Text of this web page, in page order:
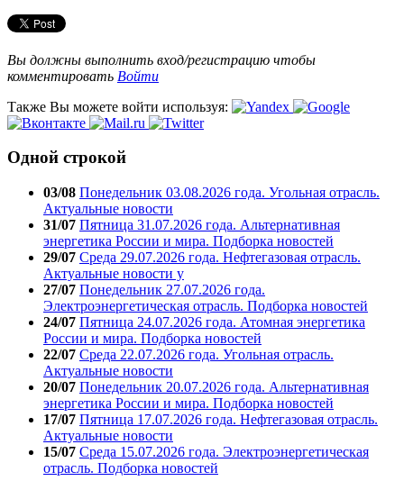
Вы должны выполнить вход/регистрацию чтобы
комментировать Войти
Также Вы можете войти используя:
Одной строкой
03/08 Понедельник 03.08.2026 года. Угольная отрасль.
Актуальные новости
31/07 Пятница 31.07.2026 года. Альтернативная
энергетика России и мира. Подборка новостей
29/07 Среда 29.07.2026 года. Нефтегазовая отрасль.
Актуальные новости у
27/07 Понедельник 27.07.2026 года.
Электроэнергетическая отрасль. Подборка новостей
24/07 Пятница 24.07.2026 года. Атомная энергетика
России и мира. Подборка новостей
22/07 Среда 22.07.2026 года. Угольная отрасль.
Актуальные новости
20/07 Понедельник 20.07.2026 года. Альтернативная
энергетика России и мира. Подборка новостей
17/07 Пятница 17.07.2026 года. Нефтегазовая отрасль.
Актуальные новости
15/07 Среда 15.07.2026 года. Электроэнергетическая
отрасль. Подборка новостей